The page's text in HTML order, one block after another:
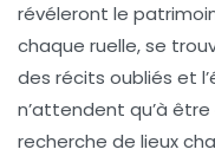
révéleront le
chaque ruelle, se
des récits oubliés et
n’attendent qu’à
recherche de lieux